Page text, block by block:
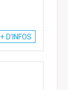
+ D’INFOS